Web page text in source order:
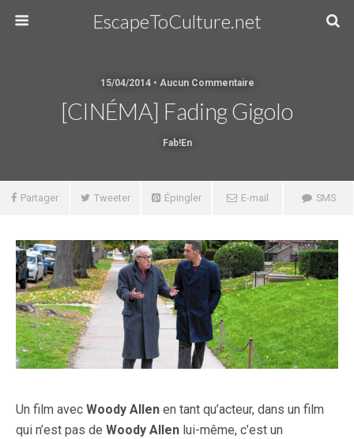
EscapeToCulture.net
15/04/2014 • Aucun Commentaire
[CINÉMA] Fading Gigolo
Fab!en
Partager Tweeter Épingler E-mail SMS
Un film avec Woody Allen en tant qu’acteur, dans un film
qui n’est pas de Woody Allen lui-même, c’est un